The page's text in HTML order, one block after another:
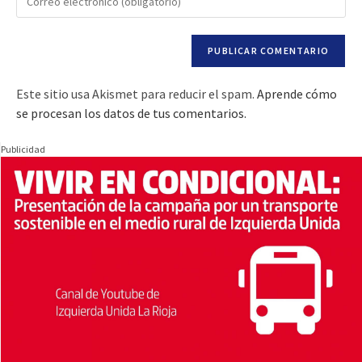
Este sitio usa Akismet para reducir el spam. Aprende cómo
se procesan los datos de tus comentarios.
Publicidad